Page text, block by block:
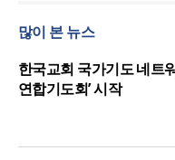
주길”
한기연 “전쟁을
정신건강 치료
27.8%, 중증 입원
많이 본 뉴스
한국교회 국가기도 네트
연합기도회’ 시작